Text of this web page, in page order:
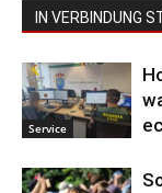
IN VERBINDUNG
Service